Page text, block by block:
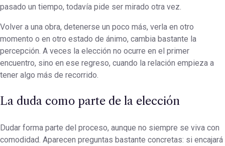
pasado un tiempo, todavía pide ser mirado otra vez.
Volver a una obra, detenerse un poco más, verla en otro
momento o en otro estado de ánimo, cambia bastante la
percepción. A veces la elección no ocurre en el primer
encuentro, sino en ese regreso, cuando la relación empieza a
tener algo más de recorrido.
La duda como parte de la elección
Dudar forma parte del proceso, aunque no siempre se viva con
comodidad. Aparecen preguntas bastante concretas: si encajará